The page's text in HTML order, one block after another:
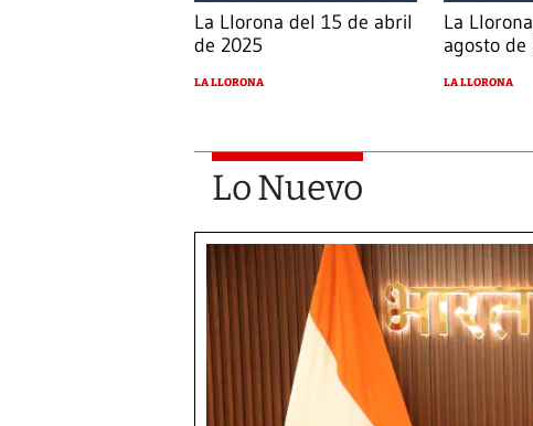
La Llorona del 15 de abril
de 2025
LA LLORONA
La
agosto de
LA LLORONA
Lo Nuevo